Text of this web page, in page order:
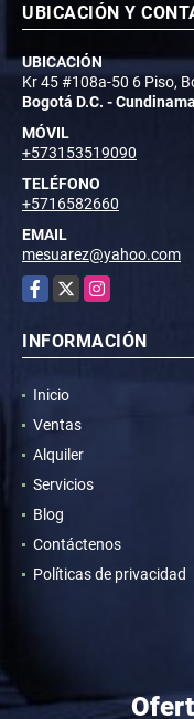
UBICACIÓN Y
UBICACIÓN
Kr 45 #108a-50 6 Piso,
Bogotá D.C. -
MÓVIL
+573153519090
TELÉFONO
+5716582660
EMAIL
mesuarez@yahoo.com
Facebook
X Instagram
INFORMACIÓN
Inicio
Ventas
Alquiler
Servicios
Blog
Contáctenos
Políticas de privacidad